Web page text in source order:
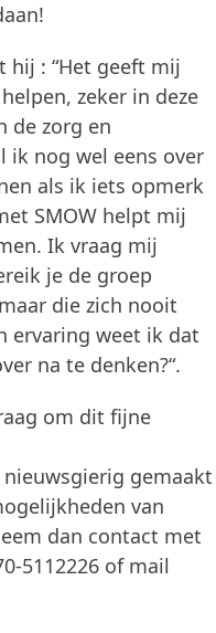
hij : “Het geeft mij
zeker in deze
de zorg en
ik nog wel eens over
als ik iets opmerk
SMOW helpt mij
Ik vraag mij
je de groep
die zich nooit
ervaring weet ik dat
na te denken?“.
om dit fijne
gemaakt
van
dan contact met
5112226 of mail